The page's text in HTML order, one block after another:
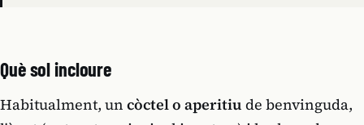
Què sol incloure
Habitualment, un còctel o aperitiu de benvinguda,